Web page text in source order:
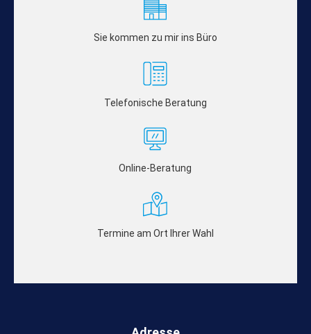
Sie kommen zu mir ins Büro
Telefonische Beratung
Online-Beratung
Termine am Ort Ihrer Wahl